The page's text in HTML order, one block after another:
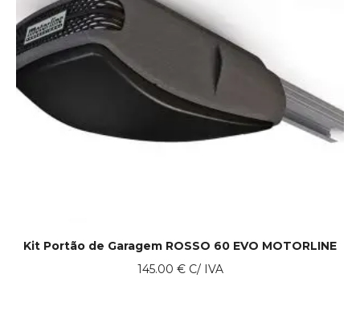
Kit Portão de Garagem ROSSO 60 EVO MOTORLINE
145.00 €C/ IVA